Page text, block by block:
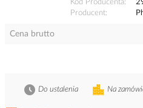
Kod Producenta
Producent
Cena brutto
Na
Do ustalenia